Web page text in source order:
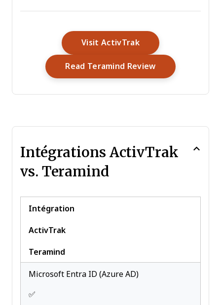
Workflow Management
Visit ActivTrakOpens New Window
Read Teramind ReviewOpens New
Intégrations ActivTrak
vs. Teramind
Intégration
ActivTrak
Teramind
Microsoft Entra ID (Azure AD)
✅